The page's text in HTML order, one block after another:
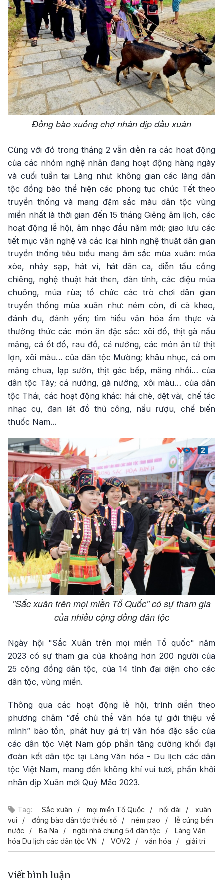
Đồng bào xuống chợ nhân dịp đầu xuân
Cùng với đó trong tháng 2 vẫn diễn ra các hoạt động
của các nhóm nghệ nhân đang hoạt động hàng ngày
và cuối tuần tại Làng như: không gian các làng dân
tộc đồng bào thể hiện các phong tục chúc Tết theo
truyền thống và mang đậm sắc màu dân tộc vùng
miền nhất là thời gian đến 15 tháng Giêng âm lịch, các
hoạt động lễ hội, âm nhạc đầu năm mới; giao lưu các
tiết mục văn nghệ và các loại hình nghệ thuật dân gian
truyền thống tiêu biểu mang âm sắc mùa xuân: múa
xòe, nhảy sạp, hát ví, hát dân ca, diễn tấu cồng
chiêng, nghệ thuật hát then, đàn tính, các điệu múa
chuông, múa rùa; tổ chức các trò chơi dân gian
truyền thống mùa xuân như: ném còn, đi cà kheo,
đánh đu, đánh yến; tìm hiểu văn hóa ẩm thực và
thưởng thức các món ăn đặc sắc: xôi đồ, thịt gà nấu
măng, cá ốt đồ, rau đồ, cá nướng, các món ăn từ thịt
lợn, xôi màu… của dân tộc Mường; khâu nhục, cá om
măng chua, lạp sườn, thịt gác bếp, măng nhồi… của
dân tộc Tày; cá nướng, gà nướng, xôi màu… của dân
tộc Thái, các hoạt động khác: hái chè, dệt vải, chế tác
nhạc cụ, đan lát đồ thủ công, nấu rượu, chế biến
thuốc Nam...
"Sắc xuân trên mọi miền Tổ Quốc" có sự tham gia
của nhiều cộng đồng dân tộc
Ngày hội "Sắc Xuân trên mọi miền Tổ quốc" năm
2023 có sự tham gia của khoảng hơn 200 người của
25 cộng đồng dân tộc, của 14 tỉnh đại diện cho các
dân tộc, vùng miền.
Thông qua các hoạt động lễ hội, trình diễn theo
phương châm “để chủ thể văn hóa tự giới thiệu về
mình” bảo tồn, phát huy giá trị văn hóa đặc sắc của
các dân tộc Việt Nam góp phần tăng cường khối đại
đoàn kết dân tộc tại Làng Văn hóa - Du lịch các dân
tộc Việt Nam, mang đến không khí vui tươi, phấn khởi
nhân dịp Xuân mới Quý Mão 2023.
Tag: Sắc xuân mọi miền Tổ Quốc nối dài
xuân
vui
đồng bào dân tộc thiểu số ném pao
lễ cúng bến
nước
Ba Na ngôi nhà chung 54 dân tộc
Làng Văn
hóa Du lịch các dân tộc VN
VOV2 văn hóa giải trí
Viết bình luận